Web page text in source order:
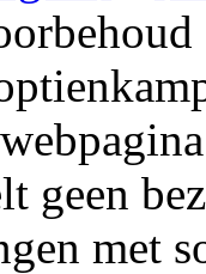
geen
met